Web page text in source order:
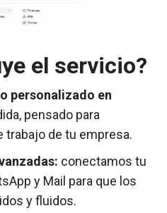
el servicio?
personalizado en
pensado para
trabajo de tu empresa.
conectamos tu
y Mail para que los
y fluidos.